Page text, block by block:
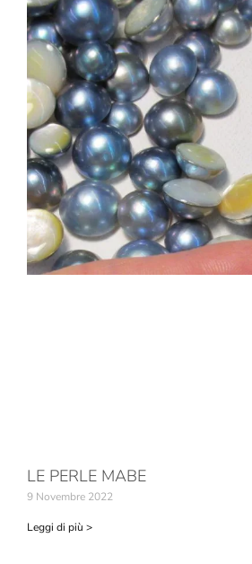
LE PERLE MABE
9 Novembre 2022
Leggi di più >